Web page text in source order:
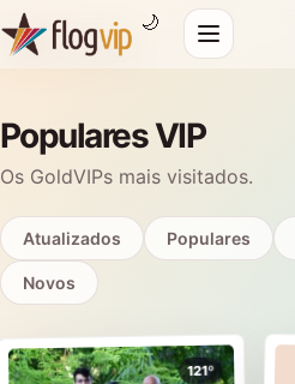
🌙
Populares VIP
Os GoldVIPs mais visitados.
Atualizados Populares
Novos
121º